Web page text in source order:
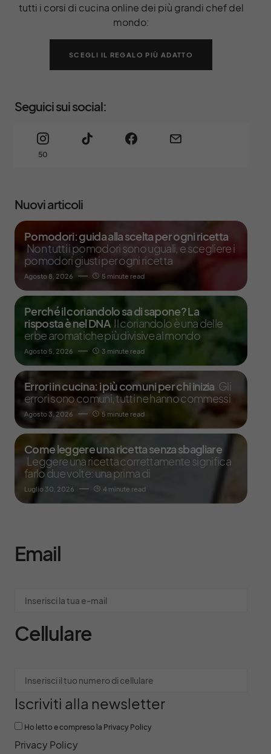
tutti i corsi di cucina online dei più grandi chef del
mondo:
SCEGLI IL REGALO PIÙ ADATTO
Seguici sui social:
50
Nuovi articoli
Pomodori: guida alla scelta per ogni ricetta
Non tutti i pomodori sono uguali, e scegliere i
pomodori giusti per ogni ricetta
Agosto 8, 2026 5 minute read
Perché il coriandolo sa di sapone? La
risposta è nel DNA Il coriandolo è una delle
erbe aromatiche più divisive al mondo
Agosto 5, 2026 3 minute read
Errori in cucina: i più comuni per chi inizia Gli
errori sono comuni, tutti ne hanno commessi
Agosto 3, 2026 5 minute read
Come leggere una ricetta senza sbagliare
Leggere una ricetta correttamente significa
farlo due volte: una prima di
Luglio 30, 2026 4 minute read
Email
Cellulare
Iscriviti alla newsletter
Ho letto e compreso la Privacy Policy
Privacy Policy